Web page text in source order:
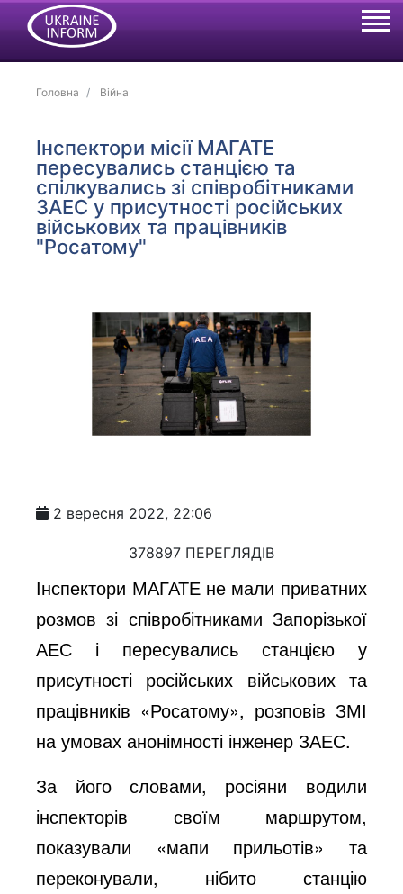
Головна Війна
Інспектори місії МАГАТЕ
пересувались станцією та
спілкувались зі співробітниками
ЗАЕС у присутності російських
військових та працівників
"Росатому"
2 вересня 2022, 22:06
378897 ПЕРЕГЛЯДІВ
Інспектори МАГАТЕ не мали приватних
розмов зі співробітниками Запорізької
АЕС і пересувались станцією у
присутності російських військових та
працівників «Росатому», розповів ЗМІ
на умовах анонімності інженер ЗАЕС.
За його словами, росіяни водили
інспекторів своїм маршрутом,
показували «мапи прильотів» та
переконували, нібито станцію